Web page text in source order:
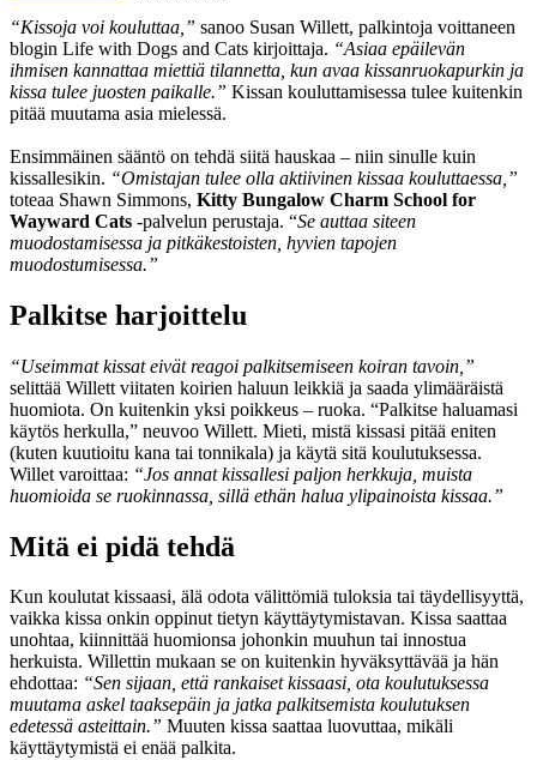
“Kissoja voi kouluttaa,” sanoo Susan Willett, palkintoja voittaneen
blogin Life with Dogs and Cats kirjoittaja. “Asiaa epäilevän
ihmisen kannattaa miettiä tilannetta, kun avaa kissanruokapurkin ja
kissa tulee juosten paikalle.” Kissan kouluttamisessa tulee kuitenkin
pitää muutama asia mielessä.
Ensimmäinen sääntö on tehdä siitä hauskaa – niin sinulle kuin
kissallesikin. “Omistajan tulee olla aktiivinen kissaa kouluttaessa,”
toteaa Shawn Simmons, Kitty Bungalow Charm School for
Wayward Cats -palvelun perustaja. “Se auttaa siteen
muodostamisessa ja pitkäkestoisten, hyvien tapojen
muodostumisessa.”
Palkitse harjoittelu
“Useimmat kissat eivät reagoi palkitsemiseen koiran tavoin,”
selittää Willett viitaten koirien haluun leikkiä ja saada ylimääräistä
huomiota. On kuitenkin yksi poikkeus – ruoka. “Palkitse haluamasi
käytös herkulla,” neuvoo Willett. Mieti, mistä kissasi pitää eniten
(kuten kuutioitu kana tai tonnikala) ja käytä sitä koulutuksessa.
Willet varoittaa: “Jos annat kissallesi paljon herkkuja, muista
huomioida se ruokinnassa, sillä ethän halua ylipainoista kissaa.”
Mitä ei pidä tehdä
Kun koulutat kissaasi, älä odota välittömiä tuloksia tai täydellisyyttä,
vaikka kissa onkin oppinut tietyn käyttäytymistavan. Kissa saattaa
unohtaa, kiinnittää huomionsa johonkin muuhun tai innostua
herkuista. Willettin mukaan se on kuitenkin hyväksyttävää ja hän
ehdottaa: “Sen sijaan, että rankaiset kissaasi, ota koulutuksessa
muutama askel taaksepäin ja jatka palkitsemista koulutuksen
edetessä asteittain.” Muuten kissa saattaa luovuttaa, mikäli
käyttäytymistä ei enää palkita.